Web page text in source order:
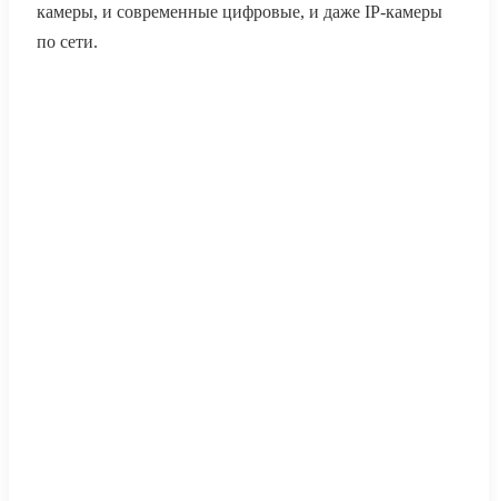
камеры, и современные цифровые, и даже IP-камеры
по сети.